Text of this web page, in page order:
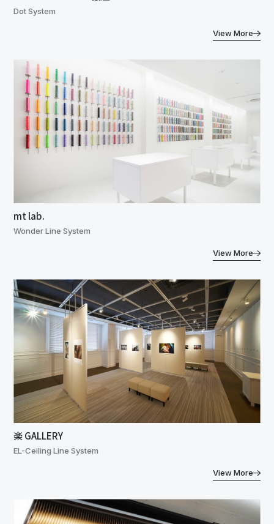
Dot System
View More
mt lab.
Wonder Line System
View More
楽 GALLERY
EL-Ceiling Line System
View More